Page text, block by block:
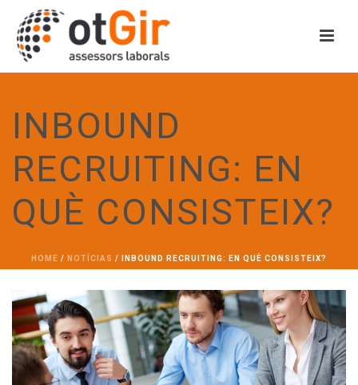
INBOUND
RECRUITING: EN
QUÈ CONSISTEIX?
HOME / NOTÍCIAS / INBOUND RECRUITING: EN QUÈ CONSISTEIX?